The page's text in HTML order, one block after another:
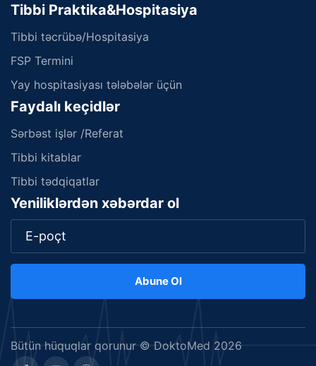
Tibbi Praktika&Hospitasiya
Tibbi təcrübə/Hospitasiya
FSP Termini
Yay hospitasiyası tələbələr üçün
Faydalı keçidlər
Sərbəst işlər /Referat
Tibbi kitablar
Tibbi tədqiqatlar
Yeniliklərdən xəbərdar ol
Abune Ol
Bütün hüquqlar qorunur © DoktoMed 2026